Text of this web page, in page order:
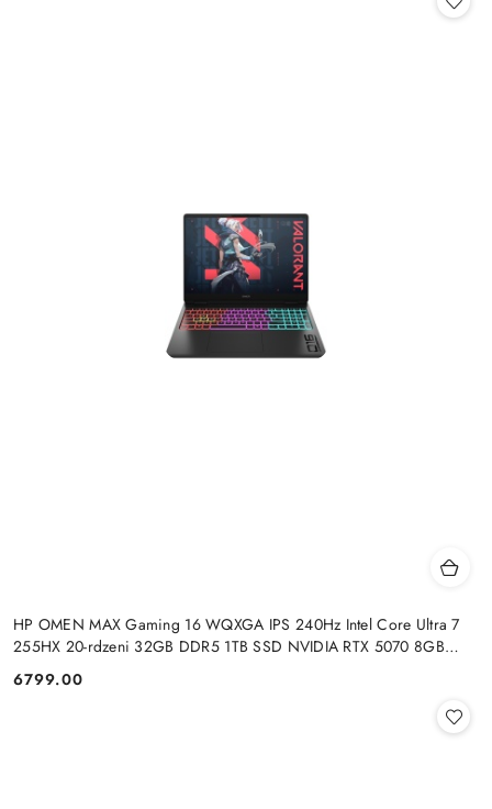
HP OMEN MAX Gaming 16 WQXGA IPS 240Hz Intel Core Ultra 7
255HX 20-rdzeni 32GB DDR5 1TB SSD NVIDIA RTX 5070 8GB
Windows 11
Cena:
6799.00